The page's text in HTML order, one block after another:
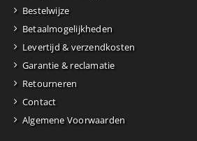
Bestelwijze
Betaalmogelijkheden
Levertijd & verzendkosten
Garantie & reclamatie
Retourneren
Contact
Algemene Voorwaarden